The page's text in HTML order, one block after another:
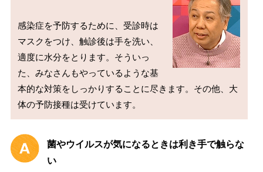
感染症を予防するために、受診時は
マスクをつけ、触診後は手を洗い、
適度に水分をとります。そういっ
た、みなさんもやっているような基
本的な対策をしっかりすることに尽きます。その他、大
菌やウイルスが気になるときは利き手で触らな
い